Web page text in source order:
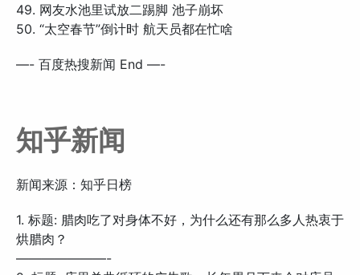
49. 网友水池里试放二踢脚 池子崩坏
50. “太空春节”倒计时 航天员都在忙啥
—- 百度热搜新闻 End —-
知乎新闻
新闻来源：知乎日榜
1. 标题: 腊肉吃了对身体不好，为什么还有那么多人热衷于
烘腊肉？
———————-